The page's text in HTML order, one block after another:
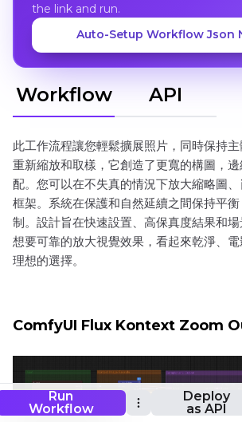
Run
Workflow
Deploy
as API
the link and run.
Auto-Setup Workflow Json
Workflow API
此工作流程讓您輕鬆擴展照片，同時保持
重新縮放和取樣，它創造了更寬的構圖，
配。您可以在不失真的情況下放大縮略圖
框架。系統在保護和自然延續之間保持平
制。設計旨在快速設置、高保真度結果和
想要可靠的放大視覺效果，看起來乾淨、
理想的選擇。
ComfyUI Flux Kontext Zoom